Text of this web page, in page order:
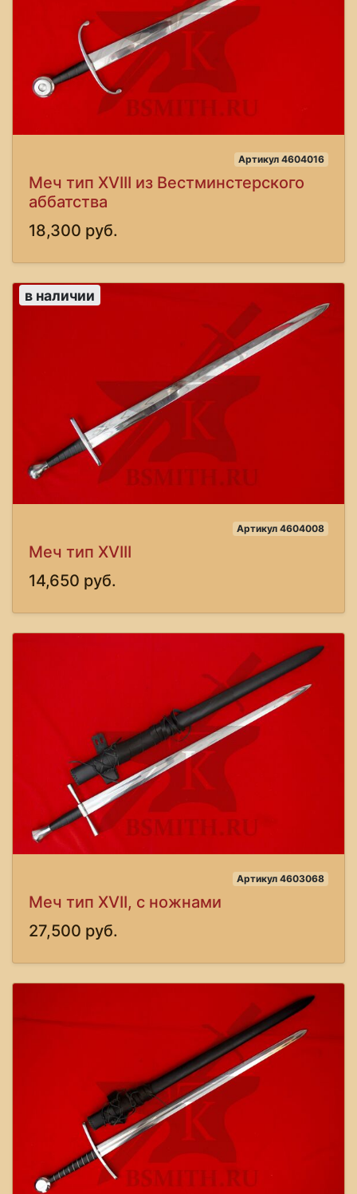
Артикул 4604016
Меч тип XVIII из Вестминстерского
аббатства
18,300 руб.
в наличии
Артикул 4604008
Меч тип XVIII
14,650 руб.
Артикул 4603068
Меч тип XVII, с ножнами
27,500 руб.